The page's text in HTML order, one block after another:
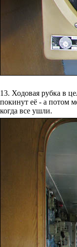
13. Ходовая рубка в
покинут её - а потом
когда все ушли.